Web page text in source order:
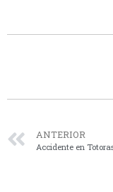
ANTERIOR